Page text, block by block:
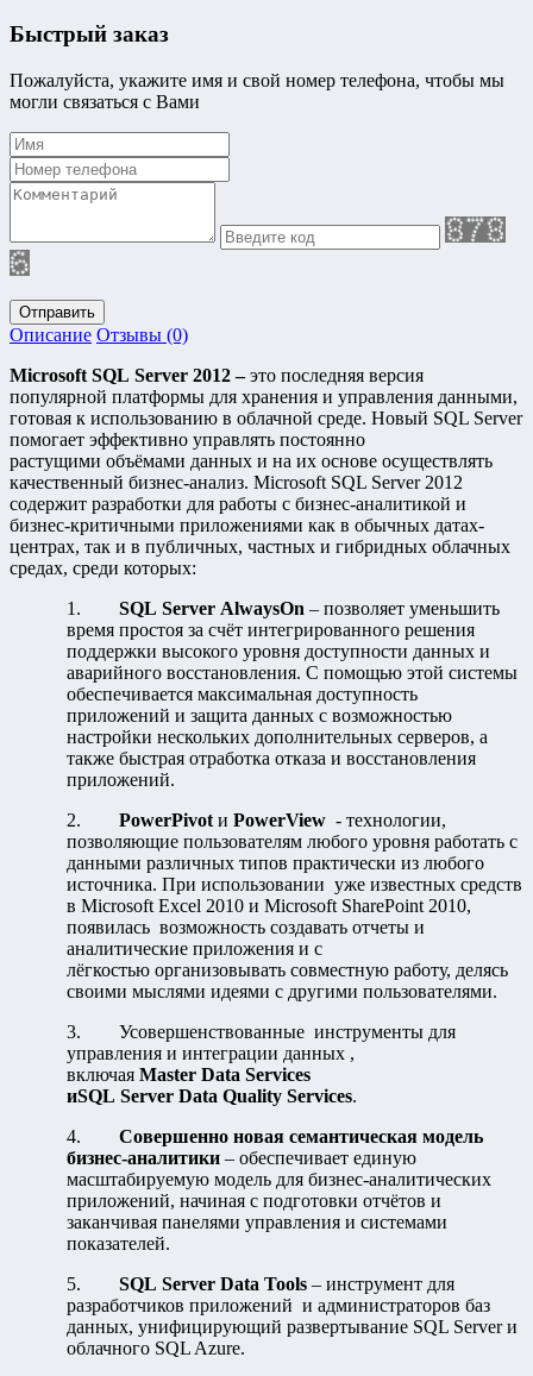
Быстрый заказ
Пожалуйста, укажите имя и свой номер телефона, чтобы мы
могли связаться с Вами
Отправить
Описание Отзывы (0)
Microsoft SQL Server 2012 –это последняя версия
популярной платформы для хранения и управления данными,
готовая к использованию в облачной среде. Новый SQL Server
помогает эффективно управлять постоянно
растущими объёмами данных и на их основе осуществлять
качественный бизнес-анализ. Microsoft SQL Server 2012
содержит разработки для работы с бизнес-аналитикой и
бизнес-критичными приложениями как в обычных датах-
центрах, так и в публичных, частных и гибридных облачных
средах, среди которых:
1. SQL Server AlwaysOn – позволяет уменьшить
время простоя за счёт интегрированного решения
поддержки высокого уровня доступности данных и
аварийного восстановления. С помощью этой системы
обеспечивается максимальная доступность
приложений и защита данных с возможностью
настройки нескольких дополнительных серверов, а
также быстрая отработка отказа и восстановления
приложений.
2. PowerPivot и PowerView - технологии,
позволяющие пользователям любого уровня работать с
данными различных типов практически из любого
источника. При использовании уже известных средств
в Microsoft Excel 2010 и Microsoft SharePoint 2010,
появилась возможность создавать отчеты и
аналитические приложения и с
лёгкостью организовывать совместную работу, делясь
своими мыслями идеями с другими пользователями.
3. Усовершенствованные инструменты для
управления и интеграции данных ,
включая Master Data Services
иSQL Server Data Quality Services.
4. Совершенно новая семантическая модель
бизнес-аналитики – обеспечивает единую
масштабируемую модель для бизнес-аналитических
приложений, начиная с подготовки отчётов и
заканчивая панелями управления и системами
показателей.
5. SQL Server Data Tools – инструмент для
разработчиков приложений и администраторов баз
данных, унифицирующий развертывание SQL Server и
облачного SQL Azure.